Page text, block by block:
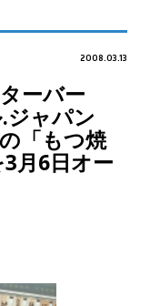
2008.03.13
ーバー
ジャパン
「もつ焼
月6日オー